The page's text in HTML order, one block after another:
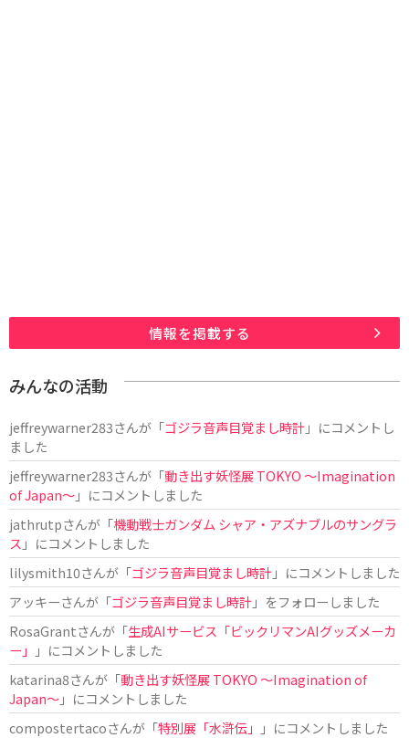
情報を掲載する
みんなの活動
jeffreywarner283さんが「ゴジラ音声目覚まし時計」にコメントし
ました
jeffreywarner283さんが「動き出す妖怪展 TOKYO 〜Imagination
of Japan〜」にコメントしました
jathrutpさんが「機動戦士ガンダム シャア・アズナブルのサングラ
ス 」にコメントしました
lilysmith10さんが「ゴジラ音声目覚まし時計」にコメントしました
アッキーさんが「ゴジラ音声目覚まし時計」をフォローしました
RosaGrantさんが「生成AIサービス「ビックリマンAIグッズメーカ
ー」
」にコメントしました
katarina8さんが「動き出す妖怪展 TOKYO 〜Imagination of
Japan〜」にコメントしました
compostertacoさんが「特別展「水滸伝」
」にコメントしました